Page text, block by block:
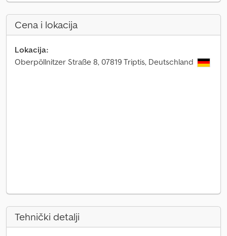
Cena i lokacija
Lokacija:
Oberpöllnitzer Straße 8, 07819 Triptis, Deutschland
Tehnički detalji